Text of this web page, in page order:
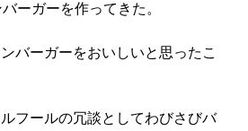
ーガーを作ってきた。
バーガーをおいしいと思ったこ
フールの冗談としてわびさびバ